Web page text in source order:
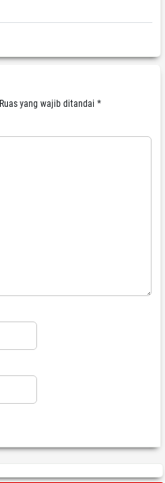
Ruas yang wajib ditandai *